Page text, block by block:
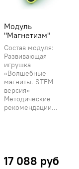
Модуль
"Магнетизм"
Состав модуля:
Развивающая
игрушка
«Волшебные
магниты. STEM
версия»
Методические
рекомендации...
17 088 руб